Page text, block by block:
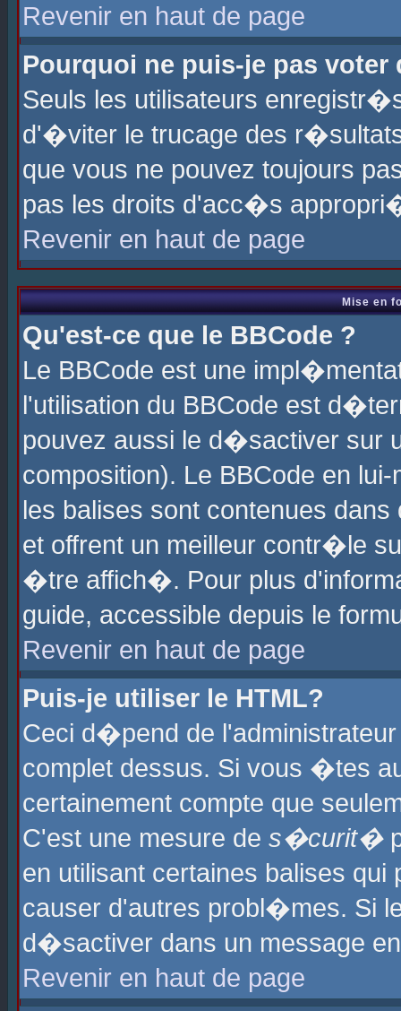
Revenir en haut de page
Pourquoi ne puis-je pas voter
Seuls les utilisateurs
d'�viter le trucage des
que vous ne pouvez toujours
pas les droits d'acc�s
Revenir en haut de page
Mise en
Qu'est-ce que le BBCode ?
Le BBCode est une
l'utilisation du BBCode est
pouvez aussi le d�sactiver sur
composition). Le BBCode en
les balises sont contenues
et offrent un meilleur contr�le
�tre affich�. Pour plus
guide, accessible depuis le
Revenir en haut de page
Puis-je utiliser le HTML?
Ceci d�pend de
complet dessus. Si vous �tes
certainement compte que
C'est une mesure de s�curit�
en utilisant certaines balises
causer d'autres probl�mes. Si
d�sactiver dans un message
Revenir en haut de page